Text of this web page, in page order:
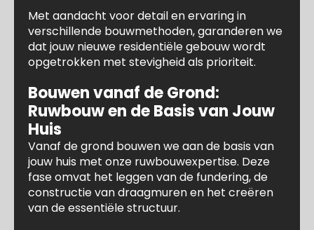
Met aandacht voor detail en ervaring in
verschillende bouwmethoden, garanderen we
dat jouw nieuwe residentiële gebouw wordt
opgetrokken met stevigheid als prioriteit.
Bouwen vanaf de Grond:
Ruwbouw en de Basis van Jouw
Huis
Vanaf de grond bouwen we aan de basis van
jouw huis met onze ruwbouwexpertise. Deze
fase omvat het leggen van de fundering, de
constructie van draagmuren en het creëren
van de essentiële structuur.